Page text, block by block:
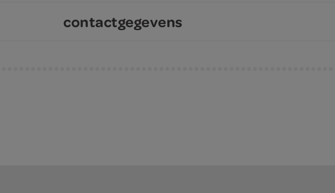
contactgegevens